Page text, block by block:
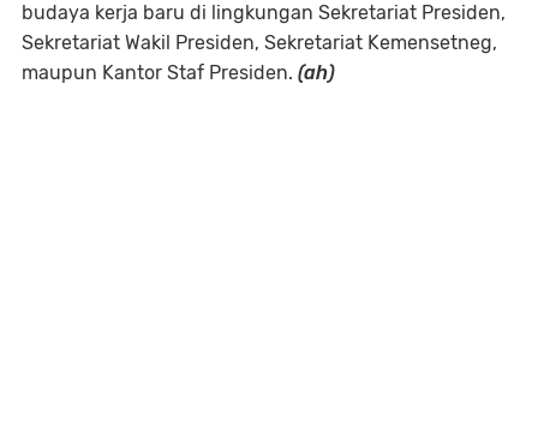
budaya kerja baru di lingkungan Sekretariat Presiden,
Sekretariat Wakil Presiden, Sekretariat Kemensetneg,
maupun Kantor Staf Presiden. (ah)